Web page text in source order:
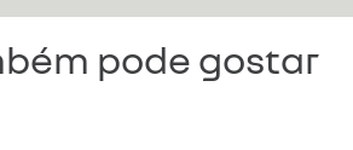
pode gostar